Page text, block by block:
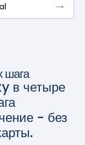
шага
в четыре
- без